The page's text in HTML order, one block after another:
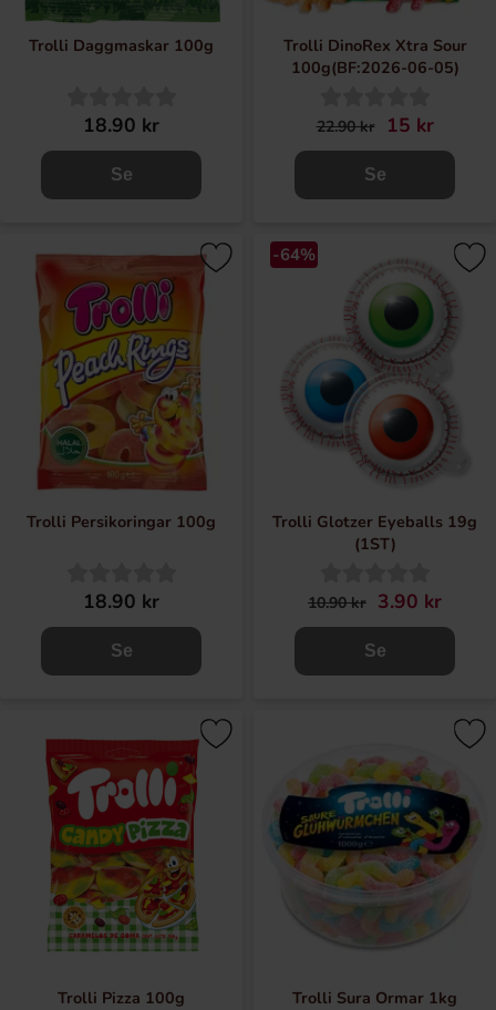
Trolli Daggmaskar 100g
18.90 kr
Se
Trolli DinoRex Xtra Sour
100g(BF:2026-06-05)
22.90 kr 15 kr
Se
Trolli Persikoringar 100g
18.90 kr
Se
-64%
Trolli Glotzer Eyeballs 19g
(1ST)
10.90 kr 3.90 kr
Se
Trolli Pizza 100g Trolli Sura Ormar 1kg